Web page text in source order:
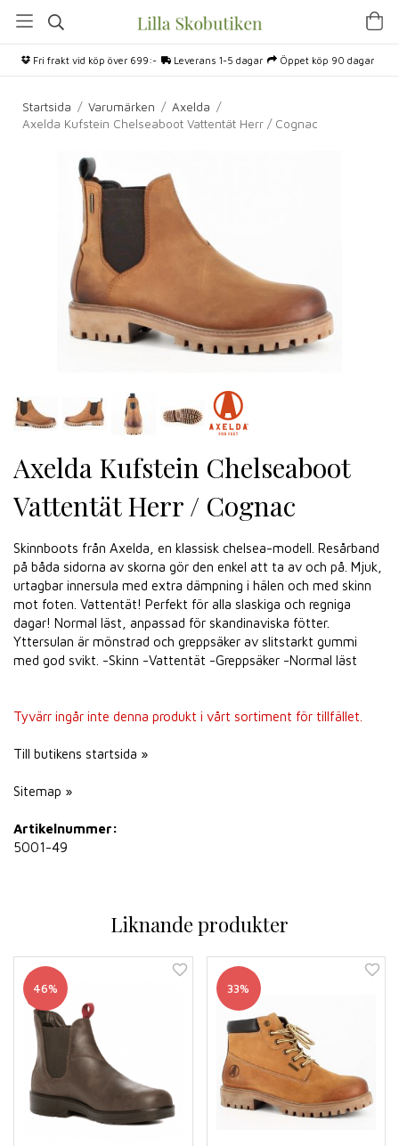
Fri frakt vid köp över 699:- Leverans 1-5 dagar Öppet köp 90 dagar
Startsida / Varumärken / Axelda /
Axelda Kufstein Chelseaboot Vattentät Herr / Cognac
Axelda Kufstein Chelseaboot
Vattentät Herr / Cognac
Skinnboots från Axelda, en klassisk chelsea-modell. Resårband
på båda sidorna av skorna gör den enkel att ta av och på. Mjuk,
urtagbar innersula med extra dämpning i hälen och med skinn
mot foten. Vattentät! Perfekt för alla slaskiga och regniga
dagar! Normal läst, anpassad för skandinaviska fötter.
Yttersulan är mönstrad och greppsäker av slitstarkt gummi
med god svikt. -Skinn -Vattentät -Greppsäker -Normal läst
Tyvärr ingår inte denna produkt i vårt sortiment för tillfället.
Till butikens startsida »
Sitemap »
Artikelnummer:
5001-49
Liknande produkter
46% 33%